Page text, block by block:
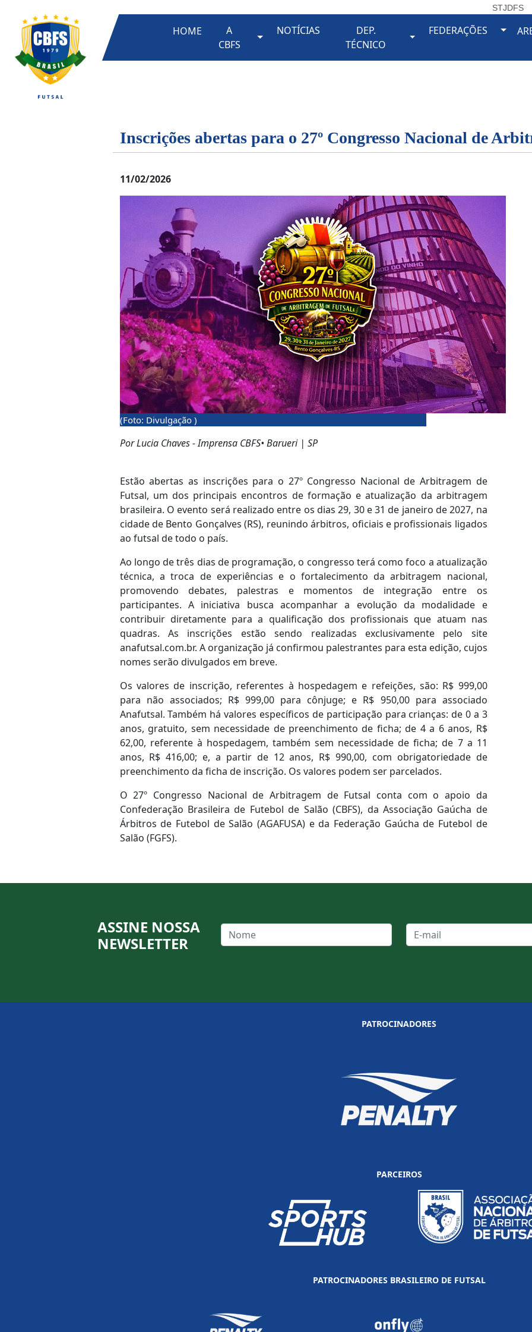
STJDFS
HOME
A
CBFS
Toggle Dropdown
NOTÍCIAS
DEP.
TÉCNICO
Toggle Dropdown
FEDERAÇÕES
Inscrições abertas para o 27º Congresso Nacional de
11/02/2026
(Foto: Divulgação )
Por Lucia Chaves - Imprensa CBFS• Barueri | SP
Estão abertas as inscrições para o 27º Congresso Nacional de Arbitragem de
Futsal, um dos principais encontros de formação e atualização da arbitragem
brasileira. O evento será realizado entre os dias 29, 30 e 31 de janeiro de 2027, na
cidade de Bento Gonçalves (RS), reunindo árbitros, oficiais e profissionais ligados
ao futsal de todo o país.
Ao longo de três dias de programação, o congresso terá como foco a atualização
técnica, a troca de experiências e o fortalecimento da arbitragem nacional,
promovendo debates, palestras e momentos de integração entre os
participantes. A iniciativa busca acompanhar a evolução da modalidade e
contribuir diretamente para a qualificação dos profissionais que atuam nas
quadras. As inscrições estão sendo realizadas exclusivamente pelo site
anafutsal.com.br. A organização já confirmou palestrantes para esta edição, cujos
nomes serão divulgados em breve.
Os valores de inscrição, referentes à hospedagem e refeições, são: R$ 999,00
para não associados; R$ 999,00 para cônjuge; e R$ 950,00 para associado
Anafutsal. Também há valores específicos de participação para crianças: de 0 a 3
anos, gratuito, sem necessidade de preenchimento de ficha; de 4 a 6 anos, R$
62,00, referente à hospedagem, também sem necessidade de ficha; de 7 a 11
anos, R$ 416,00; e, a partir de 12 anos, R$ 990,00, com obrigatoriedade de
preenchimento da ficha de inscrição. Os valores podem ser parcelados.
O 27º Congresso Nacional de Arbitragem de Futsal conta com o apoio da
Confederação Brasileira de Futebol de Salão (CBFS), da Associação Gaúcha de
Árbitros de Futebol de Salão (AGAFUSA) e da Federação Gaúcha de Futebol de
Salão (FGFS).
ASSINE NOSSA
NEWSLETTER
PATROCINADORES
PARCEIROS
PATROCINADORES BRASILEIRO DE FUTSAL